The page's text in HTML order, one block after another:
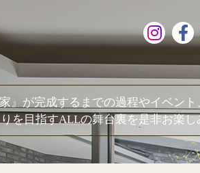
』が完成するまでの過程やイベント
を目指すALLの舞台裏を是非お楽